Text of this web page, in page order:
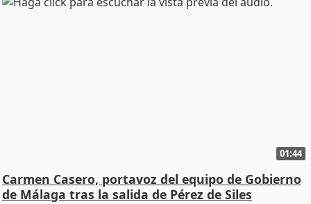
01:44
Carmen Casero, portavoz del equipo de Gobierno
de Málaga tras la salida de Pérez de Siles